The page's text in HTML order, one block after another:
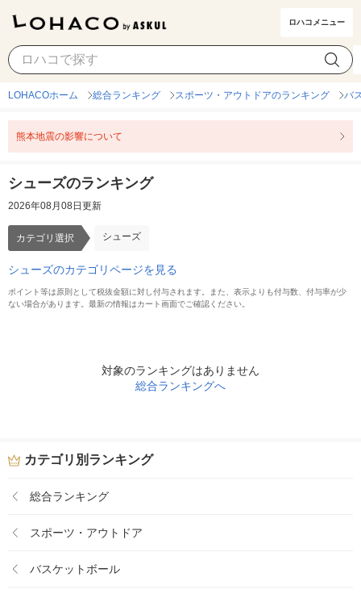
ロハコメニュー
シューズ カテゴリ選択
LOHACOホーム 総合ランキング スポーツ・アウトドアのランキング バ
熊本地震の影響について
シューズのランキング
2026年08月08日更新
カテゴリ選択 シューズ
シューズのカテゴリページを見る
ポイント等は原則として税抜金額に対し付与されます。また、表示よりも付与数、付与率が少
ない場合があります。最新の情報はカート画面でご確認ください。
対象のランキングはありません
総合ランキングへ
カテゴリ別ランキング
総合ランキング
スポーツ・アウトドア
バスケットボール